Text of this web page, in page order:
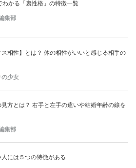
わかる「裏性格」の特徴一覧
集部
ス相性】とは？ 体の相性がいいと感じる相手の
の少女
方とは？ 右手と左手の違いや結婚年齢の線を
集部
には５つの特徴がある